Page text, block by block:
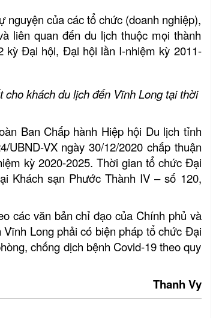
của các tổ chức (doanh nghiệp),
liên quan đến du lịch thuộc mọi thành
kỳ Đại hội, Đại hội lần I-nhiệm kỳ 2011-
khách du lịch đến Vĩnh Long tại thời
Ban Chấp hành Hiệp hội Du lịch tỉnh
VX ngày 30/12/2020 chấp thuận
kỳ 2020-2025. Thời gian tổ chức Đại
Khách sạn Phước Thành IV – số 120,
các văn bản chỉ đạo của Chính phủ và
Long phải có biện pháp tổ chức Đại
chống dịch bệnh Covid-19 theo quy
Thanh Vy